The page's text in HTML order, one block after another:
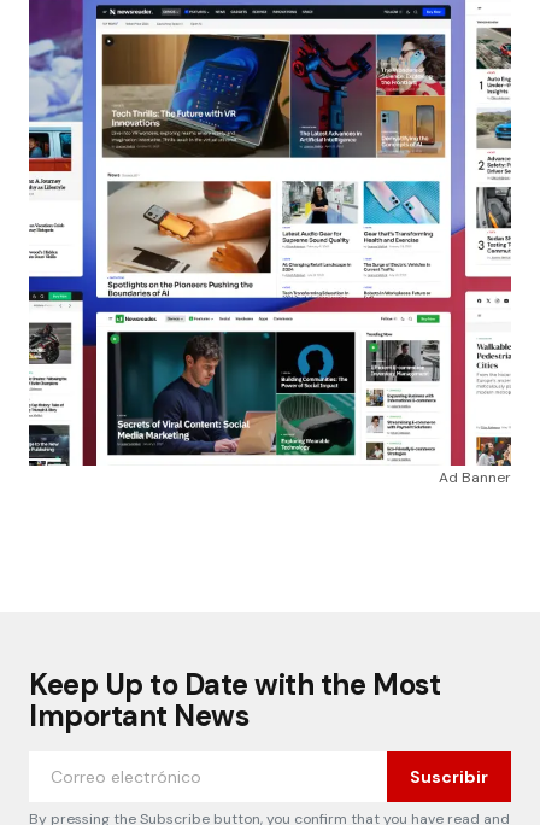
Ad Banner
Keep Up to Date with the Most
Important News
Suscribir
By pressing the Subscribe button, you confirm that you have read and